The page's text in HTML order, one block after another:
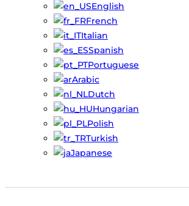
English
French
Italian
Spanish
Portuguese
Arabic
Dutch
Hungarian
Polish
Turkish
Japanese